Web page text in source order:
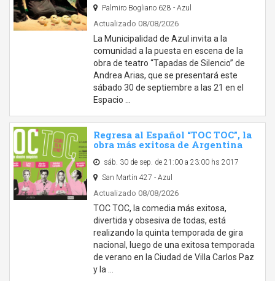
Palmiro Bogliano 628 - Azul
Actualizado 08/08/2026
La Municipalidad de Azul invita a la
comunidad a la puesta en escena de la
obra de teatro “Tapadas de Silencio” de
Andrea Arias, que se presentará este
sábado 30 de septiembre a las 21 en el
Espacio …
Regresa al Español “TOC TOC”, la
obra más exitosa de Argentina
sáb. 30 de sep. de 21:00 a 23:00 hs 2017
San Martín 427 - Azul
Actualizado 08/08/2026
TOC TOC, la comedia más exitosa,
divertida y obsesiva de todas, está
realizando la quinta temporada de gira
nacional, luego de una exitosa temporada
de verano en la Ciudad de Villa Carlos Paz
y la …